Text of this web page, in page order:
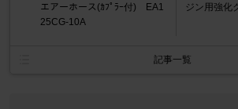
エアーホース(ｶﾌﾟﾗｰ付) EA1
25CG-10A
ジン用強化
記事一覧